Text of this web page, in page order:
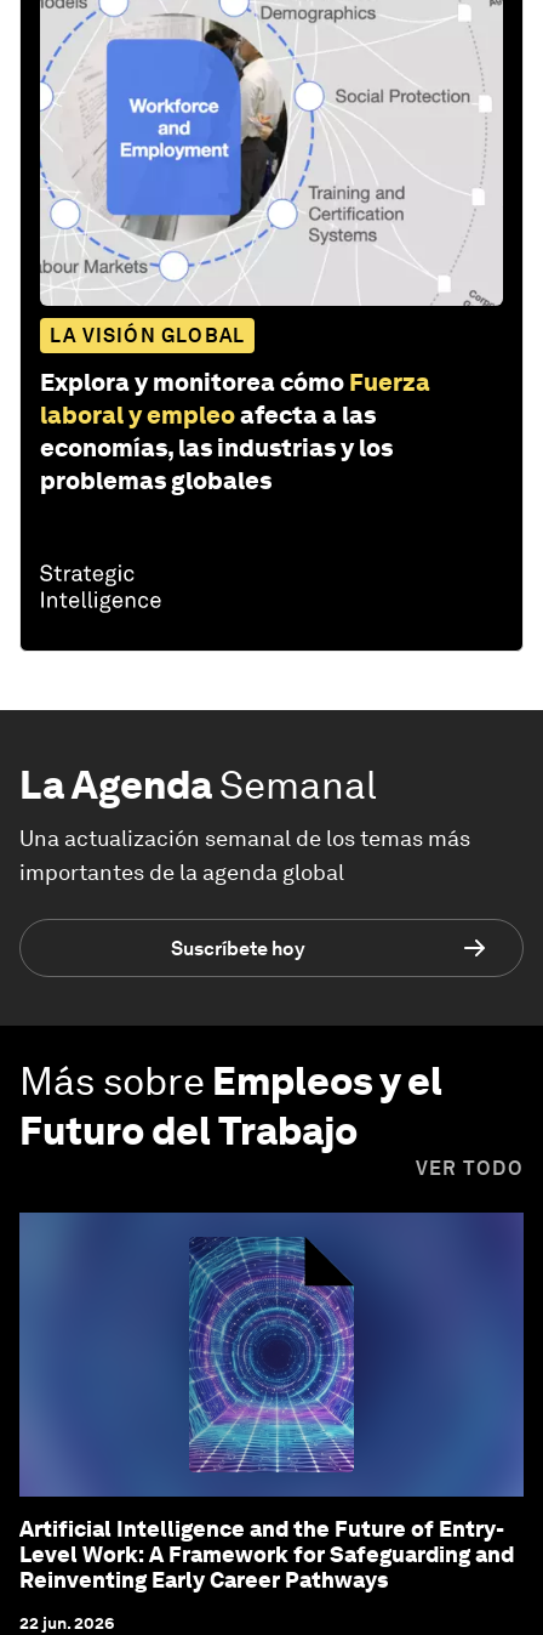
LA VISIÓN GLOBAL
Explora y monitorea cómo Fuerza
laboral y empleoafecta a las
economías, las industrias y los
problemas globales
La AgendaSemanal
Una actualización semanal de los temas más
importantes de la agenda global
Suscríbete hoy
Más sobre Empleos y el
Futuro del Trabajo
VER TODO
Artificial Intelligence and the Future of Entry-
Level Work: A Framework for Safeguarding and
Reinventing Early Career Pathways
22 jun. 2026